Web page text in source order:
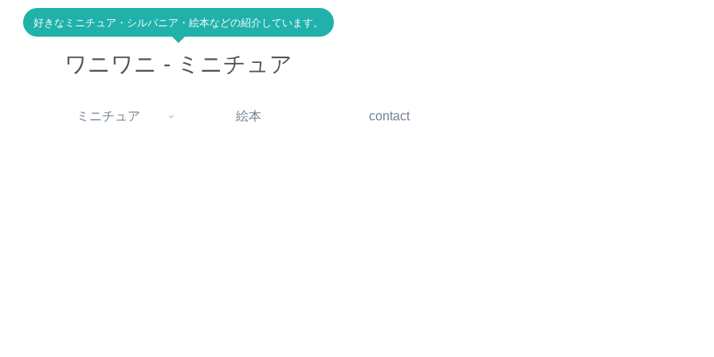
好きなミニチュア・シルバニア・絵本などの紹介しています。
ワニワニ - ミニチュア
ミニチュア 絵本 contact